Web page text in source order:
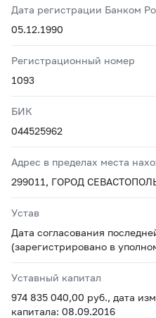
Дата регистрации Банком
05.12.1990
Регистрационный номер
1093
БИК
044525962
Адрес в пределах места
299011, ГОРОД
Устав
Дата согласования
(зарегистрировано в
Уставный капитал
974 835 040,00 руб., дата
капитала: 08.09.2016